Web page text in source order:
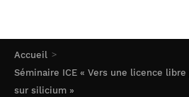
Accueil
Séminaire ICE « Vers une licence
sur silicium »